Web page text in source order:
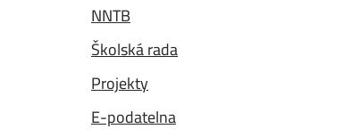
NNTB
Školská rada
Projekty
E-podatelna